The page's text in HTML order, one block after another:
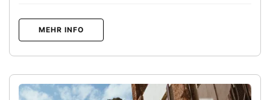
MEHR INFO